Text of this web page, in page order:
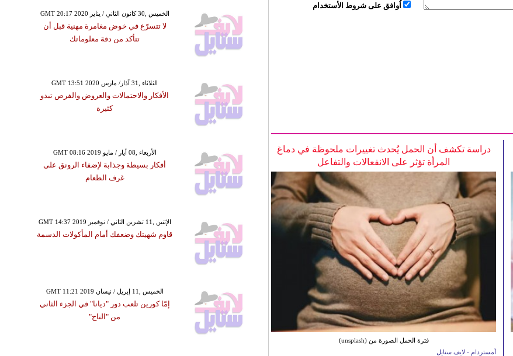
اُوافق على شروط الأستخدام
دراسة تكشف أن الحمل يُحدث تغييرات ملحوظة في دماغ
المرأة تؤثر على الانفعالات والتفاعل
فترة الحمل الصورة من (unsplash)
أمستردام - لايف ستايل
GMT 20:17 2020 الخميس ,30 كانون الثاني / يناير
لا تتسرّع في خوض مغامرة مهنية قبل أن
تتأكد من دقة معلوماتك
GMT 13:51 2020 الثلاثاء ,31 آذار/ مارس
الأفكار والاحتمالات والعروض والفرص تبدو
كثيرة
GMT 08:16 2019 الأربعاء ,08 أيار / مايو
أفكار بسيطة وجذابة لإضفاء الرونق على
غرف الطعام
GMT 14:37 2019 الإثنين ,11 تشرين الثاني / نوفمبر
قاوم شهيتك وضعفك أمام المأكولات الدسمة
GMT 11:21 2019 الخميس ,11 إبريل / نيسان
إمّا كورين تلعب دور "ديانا" في الجزء الثاني
من "التاج"